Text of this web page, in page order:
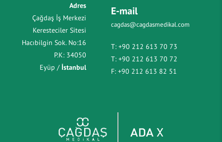
Adres
Çağdaş İş Merkezi
Keresteciler Sitesi
Hacıbilgin Sok. No:16
P.K: 34050
Eyüp / İstanbul
E-mail
cagdas@cagdasmedikal.com
T: +90 212 613 70 73
T: +90 212 613 70 72
F: +90 212 613 82 51